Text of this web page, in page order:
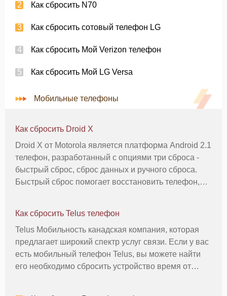
Как сбросить N70
Как сбросить сотовый телефон LG
Как сбросить Мой Verizon телефон
Как сбросить Мой LG Versa
Мобильные телефоны
Как сбросить Droid X
Droid X от Motorola является платформа Android 2.1
телефон, разработанный с опциями три сброса -
быстрый сброс, сброс данных и ручного сброса.
Быстрый сброс помогает восстановить телефон,
данные и возвра
Как сбросить Telus телефон
Telus Мобильность канадская компания, которая
предлагает широкий спектр услуг связи. Если у вас
есть мобильный телефон Telus, вы можете найти
его необходимо сбросить устройство время от